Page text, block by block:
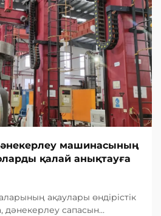
машинасының
қалай анықтауға
ақаулары өндірістік
дәнекерлеу сапасын